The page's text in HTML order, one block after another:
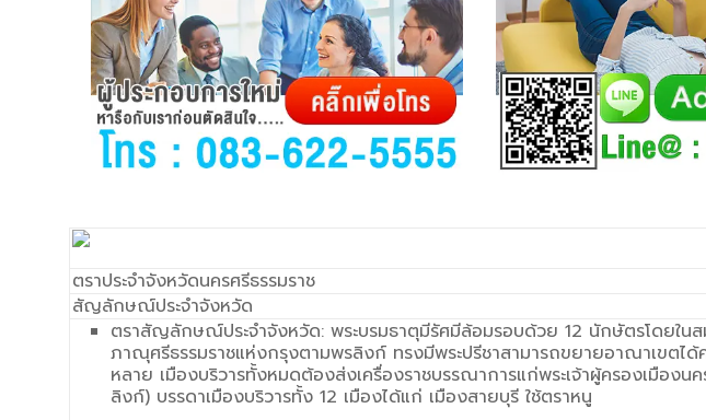
ตราประจำจังหวัดนครศรีธรรมราช
สัญลักษณ์ประจำจังหวัด
ตราสัญลักษณ์ประจำจังหวัด: พระบรมธาตุมีรัศมีล้อมรอบด้วย 12 นักษัตรโดยในส
ภาณุศรีธรรมราชแห่งกรุงตามพรลิงก์ ทรงมีพระปรีชาสามารถขยายอาณาเขตได้
หลาย เมืองบริวารทั้งหมดต้องส่งเครื่องราชบรรณาการแก่พระเจ้าผู้ครองเมืองน
ลิงก์) บรรดาเมืองบริวารทั้ง 12 เมืองได้แก่ เมืองสายบุรี ใช้ตราหนู